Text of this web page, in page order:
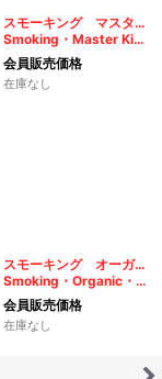
スモーキング マスター スリムキングサイズ
Smoking・Master King Size
会員販売価格
在庫なし
スモーキング オーガニック・ヘンプ キングサイズ
Smoking・Organic・Hemp KIngSize
会員販売価格
在庫なし